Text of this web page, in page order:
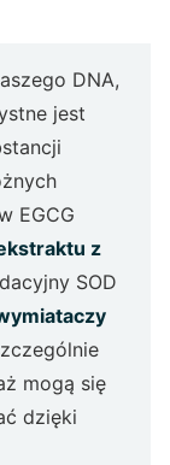
DNA,
jest
EGCG
z
SOD
mogą się
dzięki